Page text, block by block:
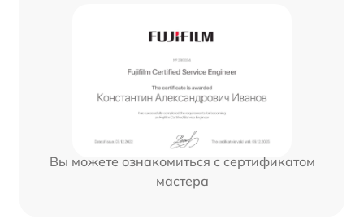
Вы можете ознакомиться с сертификатом
мастера